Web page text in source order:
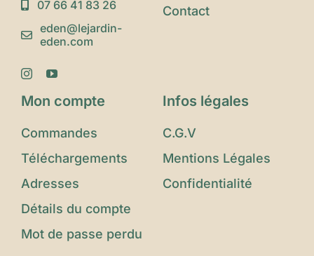
07 66 41 83 26
eden@lejardin-
eden.com
Contact
Mon compte
Commandes
Téléchargements
Adresses
Détails du compte
Mot de passe perdu
Infos légales
C.G.V
Mentions Légales
Confidentialité